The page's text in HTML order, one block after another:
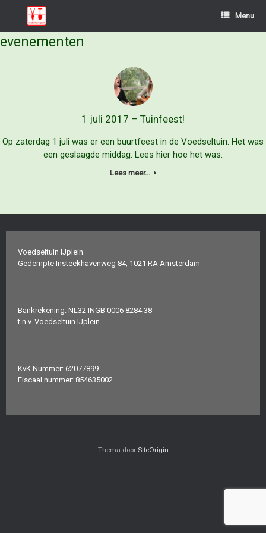
inhoud
Menu
evenementen
1 juli 2017 – Tuinfeest!
Op zaterdag 1 juli was er een buurtfeest in de Voedseltuin. Het was
een geslaagde middag. Lees hier hoe het was.
Lees meer...
Voedseltuin IJplein
Gedempte Insteekhavenweg 84, 1021 RA Amsterdam
Bankrekening: NL32 INGB 0006 8284 38
t.n.v. Voedseltuin IJplein
KvK Nummer: 62077899
Fiscaal nummer: 854635002
Thema door SiteOrigin